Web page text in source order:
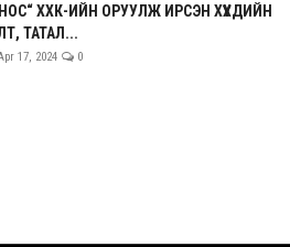
ХХК-ИЙН ОРУУЛЖ ИРСЭН ХҮҮХДИЙН
ТАТАЛ...
17, 2024 0